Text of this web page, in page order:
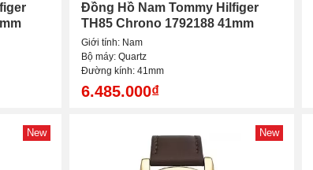
Đồng Hồ Nam Tommy Hilfiger
TH85 Chrono 1792188 41mm
Giới tính: Nam
Bộ máy: Quartz
Đường kính: 41mm
6.485.000₫
New New